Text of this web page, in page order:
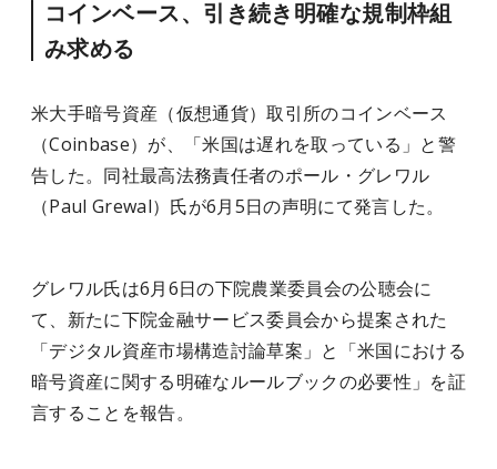
コインベース、 引き続き明確な規制枠組
み求める
米大手暗号資産（仮想通貨）取引所のコインベース
（Coinbase）が、「米国は遅れを取っている」と警
告した。同社最高法務責任者のポール・グレワル
（Paul Grewal）氏が6月5日の声明にて発言した。
グレワル氏は6月6日の下院農業委員会の公聴会に
て、新たに下院金融サービス委員会から提案された
「デジタル資産市場構造討論草案」と「米国における
暗号資産に関する明確なルールブックの必要性」を証
言することを報告。